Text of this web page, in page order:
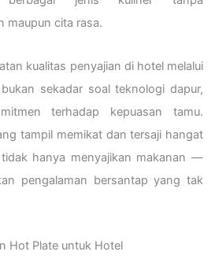
maupun cita rasa.
kualitas penyajian di hotel melalui
sekadar soal teknologi dapur,
terhadap kepuasan tamu.
tampil memikat dan tersaji hangat
hanya menyajikan makanan —
pengalaman bersantap yang tak
Hot Plate untuk Hotel